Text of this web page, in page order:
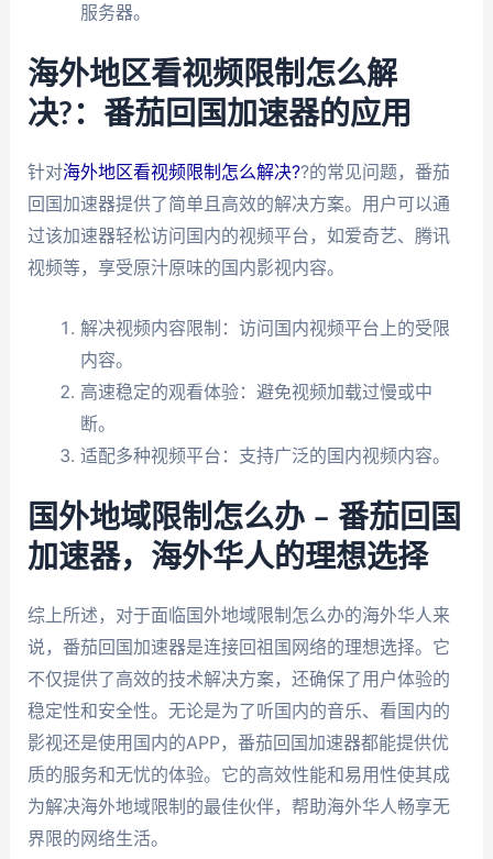
服务器。
海外地区看视频限制怎么解
决?：番茄回国加速器的应用
针对海外地区看视频限制怎么解决??的常见问题，番茄
回国加速器提供了简单且高效的解决方案。用户可以通
过该加速器轻松访问国内的视频平台，如爱奇艺、腾讯
视频等，享受原汁原味的国内影视内容。
解决视频内容限制：访问国内视频平台上的受限
内容。
高速稳定的观看体验：避免视频加载过慢或中
断。
适配多种视频平台：支持广泛的国内视频内容。
国外地域限制怎么办 – 番茄回国
加速器，海外华人的理想选择
综上所述，对于面临国外地域限制怎么办的海外华人来
说，番茄回国加速器是连接回祖国网络的理想选择。它
不仅提供了高效的技术解决方案，还确保了用户体验的
稳定性和安全性。无论是为了听国内的音乐、看国内的
影视还是使用国内的APP，番茄回国加速器都能提供优
质的服务和无忧的体验。它的高效性能和易用性使其成
为解决海外地域限制的最佳伙伴，帮助海外华人畅享无
界限的网络生活。